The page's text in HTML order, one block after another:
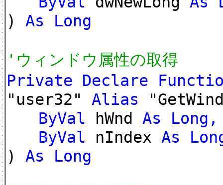
) As Long
'ウィンドウ属性の取得
Private Declare
"user32" Alias
ByVal hWnd As
ByVal nIndex As
) As Long